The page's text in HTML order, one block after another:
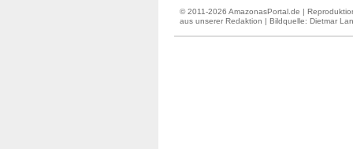
© 2011-2026 AmazonasPortal.de |
aus unserer Redaktion | Bildquelle: Dietmar